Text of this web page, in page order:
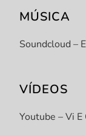
MÚSICA
Soundcloud –
VÍDEOS
Youtube – Vi E